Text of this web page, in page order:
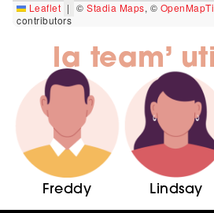
Leaflet | ©Stadia Maps, ©
contributors
la team’
Freddy Lindsay